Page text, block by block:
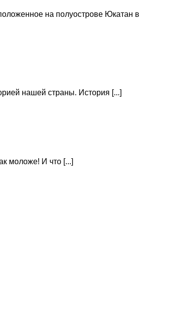
на полуострове Юкатан в
нашей страны. История [...]
моложе! И что [...]